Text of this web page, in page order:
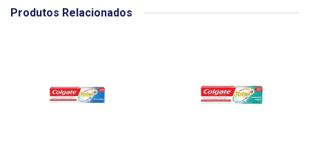
Produtos Relacionados